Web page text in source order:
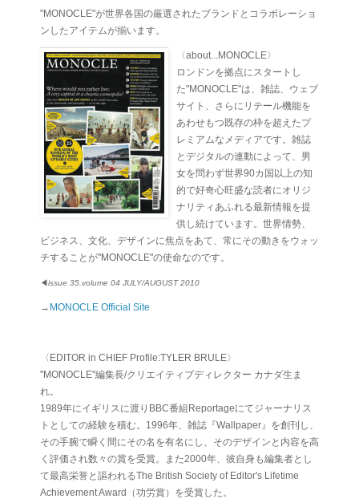
"MONOCLE"が世界各国の厳選されたブランドとコラボレーショ
ンしたアイテムが揃います。
〈about...MONOCLE〉
ロンドンを拠点にスタートし
た"MONOCLE"は、雑誌、ウェブ
サイト、さらにリテール機能を
あわせもつ既存の枠を超えたプ
レミアムなメディアです。雑誌
とデジタルの連動によって、男
女を問わず世界90カ国以上の知
的で好奇心旺盛な読者にオリジ
ナリティあふれる最新情報を提
供し続けています。世界情勢、
ビジネス、文化、デザインに焦点をあて、常にその動きをウォッ
チすることが"MONOCLE"の使命なのです。
◀issue 35.volume 04 JULY/AUGUST 2010
→ MONOCLE Official Site
〈EDITOR in CHIEF Profile:TYLER BRULE〉
"MONOCLE"編集長/クリエイティブディレクター カナダ生ま
れ。
1989年にイギリスに渡りBBC番組Reportageにてジャーナリス
トとしての経験を積む。1996年、雑誌『Wallpaper』を創刊し、
その手腕で瞬く間にその名を有名にし、そのデザインと内容を高
く評価され数々の賞を受賞。また2000年、彼自身も編集者とし
て最高栄誉と謳われるThe British Society of Editor's Lifetime
Achievement Award（功労賞）を受賞した。